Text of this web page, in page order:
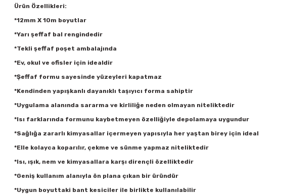
Ürün Özellikleri:
*12mm X 10m boyutlar
*Yarı şeffaf bal rengindedir
*Tekli şeffaf poşet ambalajında
*Ev, okul ve ofisler için idealdir
*Şeffaf formu sayesinde yüzeyleri kapatmaz
*Kendinden yapışkanlı dayanıklı taşıyıcı forma sahiptir
*Uygulama alanında sararma ve kirliliğe neden olmayan niteliktedir
*Isı farklarında formunu kaybetmeyen özelliğiyle depolamaya uygundur
*Sağlığa zararlı kimyasallar içermeyen yapısıyla her yaştan birey için ideal
*Elle kolayca koparılır, çekme ve sünme yapmaz niteliktedir
*Isı, ışık, nem ve kimyasallara karşı dirençli özelliktedir
*Geniş kullanım alanıyla ön plana çıkan bir üründür
*Uygun boyuttaki bant kesiciler ile birlikte kullanılabilir